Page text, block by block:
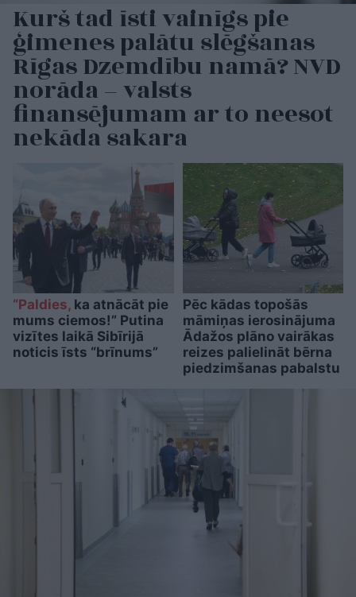
Kurš tad īsti vainīgs pie
ģimenes palātu slēgšanas
Rīgas Dzemdību namā? NVD
norāda – valsts
finansējumam ar to neesot
nekāda sakara
“Paldies, ka atnācāt pie
mums ciemos!” Putina
vizītes laikā Sibīrijā
noticis īsts “brīnums”
Pēc kādas topošās
māmiņas ierosinājuma
Ādažos plāno vairākas
reizes palielināt bērna
piedzimšanas pabalstu